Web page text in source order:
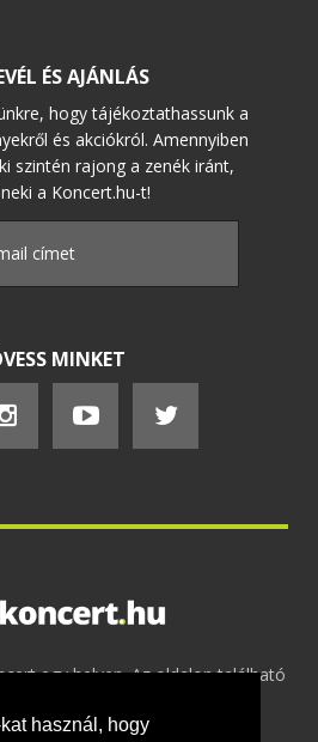
használ, hogy
ÉS AJÁNLÁS
hogy tájékoztathassunk a
és akciókról. Amennyiben
szintén rajong a zenék iránt,
a Koncert.hu-t!
MINKET
egy helyen. Az oldalon található
-ÁSZF-Felhasználási